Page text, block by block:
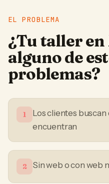
EL PROBLEMA
¿Tutalleren
alguno de
problemas?
1
Los clientes buscan
encuentran
2 Sin web o con web